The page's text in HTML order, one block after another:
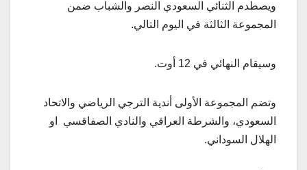
ويصطدم الثنائي السعودي النصر والشباب ضمن
المجموعة الثالثة في اليوم التالي.
وسيقام النهائي في 12 أوت.
وتضم المجموعة الأولى أندية الترجي الرياضي والاتحاد
السعودي، والشرطة العراقي والنادي الصفاقسي او
الهلال السوداني.